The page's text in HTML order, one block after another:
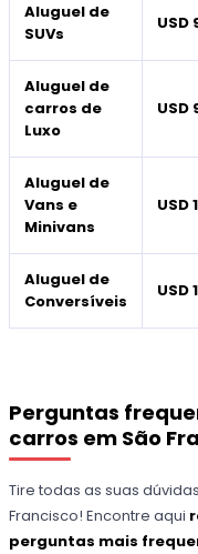
Aluguel de
SUVs
USD
Aluguel de
carros de
Luxo
USD
Aluguel de
Vans e
Minivans
USD
Aluguel de
Conversíveis
USD
Perguntas
carros em São
Tire todas as suas
Francisco! Encontre aqui
perguntas mais